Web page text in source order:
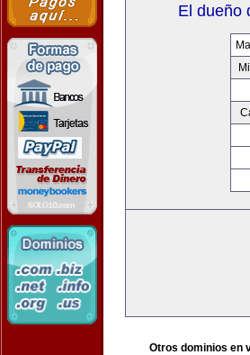
El dueño
Otros dominios en